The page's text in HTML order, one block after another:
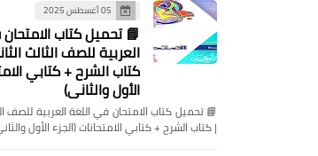
05 أغسطس 2025
📘 تحميل كتاب
كتاب الشرح + كتابي
الأول والثاني)
| كتاب الشرح + كتابي الامتحانات (الجزء الأول